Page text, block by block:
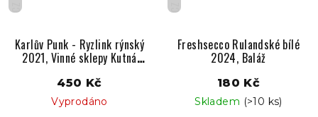
CZ
Karlův Punk - Ryzlink rýnský
2021, Vinné sklepy Kutná
450 Kč
Vyprodáno
CZ
Freshsecco Rulandské bílé
2024, Baláž
180 Kč
Skladem (>10 ks)